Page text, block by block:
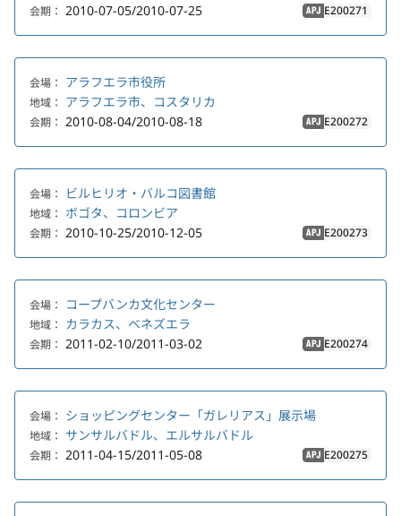
会期： 2010-07-05/2010-07-25 APJ E200271
会場： アラフエラ市役所
地域： アラフエラ市、コスタリカ
会期： 2010-08-04/2010-08-18 APJ E200272
会場： ビルヒリオ・バルコ図書館
地域： ボゴタ、コロンビア
会期： 2010-10-25/2010-12-05 APJ E200273
会場： コープバンカ文化センター
地域： カラカス、ベネズエラ
会期： 2011-02-10/2011-03-02 APJ E200274
会場： ショッピングセンター「ガレリアス」展示場
地域： サンサルバドル、エルサルバドル
会期： 2011-04-15/2011-05-08 APJ E200275